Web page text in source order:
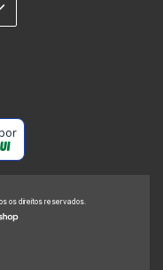
os direitos reservados.